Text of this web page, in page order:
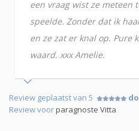
een vraag wist ze meteen
speelde. Zonder dat ik
en ze zat er knal op. Pure
waard. xxx Amelie.
Review geplaatst van 5
Review voorparagnoste Vitta